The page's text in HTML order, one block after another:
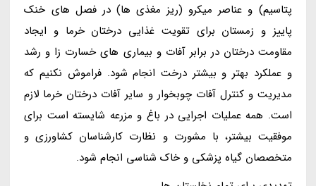
پتاسیم) و عناصر میکرو (ریز مغذی ها) در فصل های خنک
پاییز و زمستان برای تقویت غذایی درختان خرما و ایجاد
مقاومت درختان در برابر آفات و بیماری های خسارت زا و رشد
و عملکرد بهتر و بیشتر درخت انجام شود. فراموش نکنیم که
مدیریت و کنترل آفات چوبخوار و سایر آفات درختان خرما لازم
است. همه عملیات اجرایی در باغ و مزرعه شایسته است برای
موفقیت بیشتر، با مشورت و نظارت کارشناسان کشاورزی و
متخصصان گیاه پزشکی و خاک شناسی انجام شود.